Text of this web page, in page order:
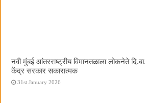
नवी मुंबई आंतरराष्ट्रीय विमानतळाला लोकनेते
केंद्र सरकार सकारात्मक
31st January 2026